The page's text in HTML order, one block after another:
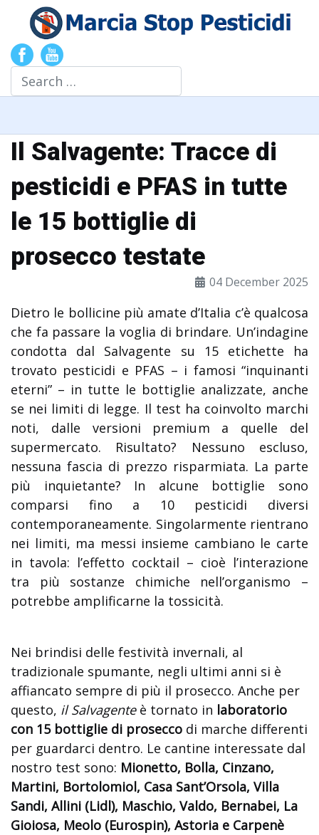
Search
Il Salvagente: Tracce di
pesticidi e PFAS in tutte
le 15 bottiglie di
prosecco testate
04 December 2025
Dietro le bollicine più amate d’Italia c’è qualcosa
che fa passare la voglia di brindare. Un’indagine
condotta dal Salvagente su 15 etichette ha
trovato pesticidi e PFAS – i famosi “inquinanti
eterni” – in tutte le bottiglie analizzate, anche
se nei limiti di legge. Il test ha coinvolto marchi
noti, dalle versioni premium a quelle del
supermercato. Risultato? Nessuno escluso,
nessuna fascia di prezzo risparmiata. La parte
più inquietante? In alcune bottiglie sono
comparsi fino a 10 pesticidi diversi
contemporaneamente. Singolarmente rientrano
nei limiti, ma messi insieme cambiano le carte
in tavola: l’effetto cocktail – cioè l’interazione
tra più sostanze chimiche nell’organismo –
potrebbe amplificarne la tossicità.
Nei brindisi delle festività invernali, al
tradizionale spumante, negli ultimi anni si è
affiancato sempre di più il prosecco. Anche per
questo, il Salvagenteè tornato in laboratorio
con 15 bottiglie di prosecco di marche differenti
per guardarci dentro. Le cantine interessate dal
nostro test sono: Mionetto, Bolla, Cinzano,
Martini, Bortolomiol, Casa Sant’Orsola, Villa
Sandi, Allini (Lidl), Maschio, Valdo, Bernabei, La
Gioiosa, Meolo (Eurospin), Astoria e Carpenè